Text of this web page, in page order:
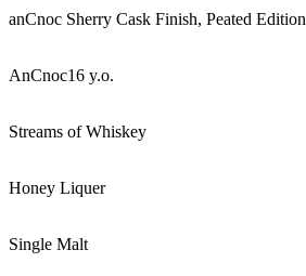
anCnoc Sherry Cask Finish, Peated Edition
AnCnoc16 y.o.
Streams of Whiskey
Honey Liquer
Single Malt